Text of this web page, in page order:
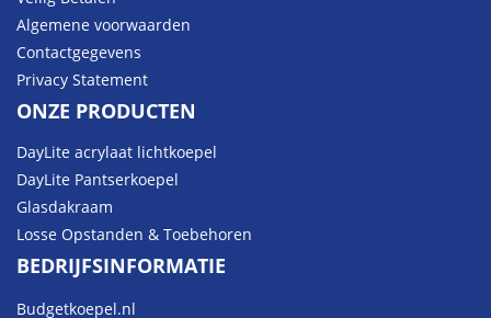
Algemene voorwaarden
Contactgegevens
Privacy Statement
ONZE PRODUCTEN
DayLite acrylaat lichtkoepel
DayLite Pantserkoepel
Glasdakraam
Losse Opstanden & Toebehoren
BEDRIJFSINFORMATIE
Budgetkoepel.nl